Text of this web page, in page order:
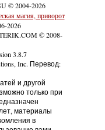
© 2004-2026
магия, приворот
2026
© 2008-
3.8.7
Inc. Перевод:
и другой
только при
материалы
в